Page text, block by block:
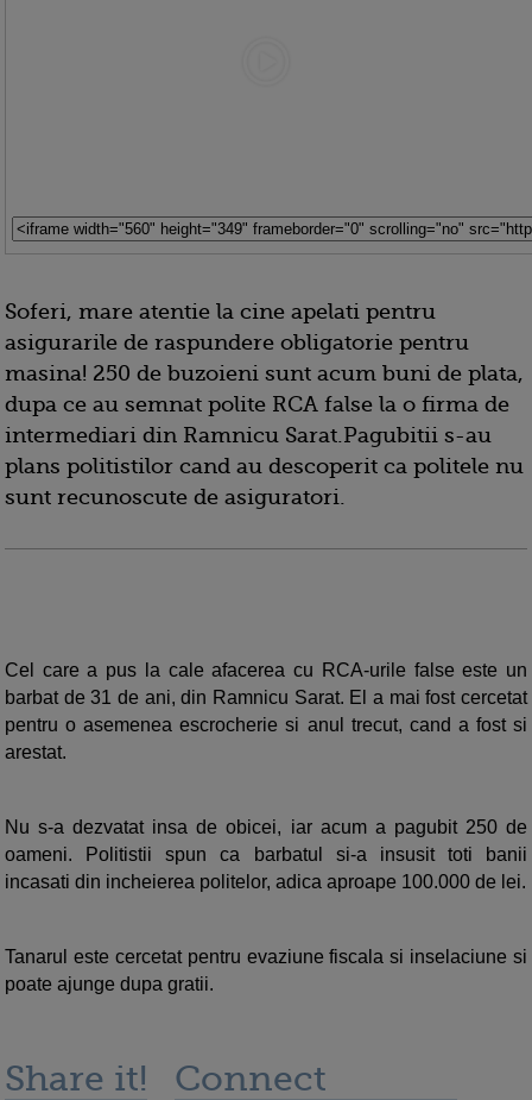
Soferi, mare atentie la cine apelati pentru
asigurarile de raspundere obligatorie pentru
masina! 250 de buzoieni sunt acum buni de plata,
dupa ce au semnat polite RCA false la o firma de
intermediari din Ramnicu Sarat.Pagubitii s-au
plans politistilor cand au descoperit ca politele nu
sunt recunoscute de asiguratori.
Cel care a pus la cale afacerea cu RCA-urile false este un
barbat de 31 de ani, din Ramnicu Sarat. El a mai fost cercetat
pentru o asemenea escrocherie si anul trecut, cand a fost si
arestat.
Nu s-a dezvatat insa de obicei, iar acum a pagubit 250 de
oameni. Politistii spun ca barbatul si-a insusit toti banii
incasati din incheierea politelor, adica aproape 100.000 de lei.
Tanarul este cercetat pentru evaziune fiscala si inselaciune si
poate ajunge dupa gratii.
Share it! Connect